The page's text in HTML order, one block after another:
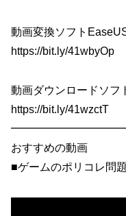
動画変換ソフト
https://bit.ly/41wbyOp
動画ダウンロードソフ
https://bit.ly/41wzctT
おすすめの動画
■ゲームのポリコレ問